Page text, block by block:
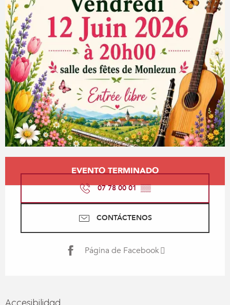
Horarios y datos de contacto
EVENTO TERMINADO
07 78 00 01▒▒
CONTÁCTENOS
Página de Facebook